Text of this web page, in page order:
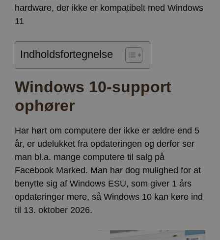
hardware, der ikke er kompatibelt med Windows
11
Indholdsfortegnelse
Windows 10-support
ophører
Har hørt om computere der ikke er ældre end 5
år, er udelukket fra opdateringen og derfor ser
man bl.a. mange computere til salg på
Facebook Marked. Man har dog mulighed for at
benytte sig af Windows ESU, som giver 1 års
opdateringer mere, så Windows 10 kan køre ind
til 13. oktober 2026.